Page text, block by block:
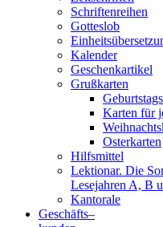
Druckerei
gGmbH
Schriftenreihen
Gotteslob
Kalender
Geschenkartikel
Grußkarten
Karten für
Osterkarten
Hilfsmittel
Lektionar. Die
Lesejahren A, B
Kantorale
Geschäfts­–